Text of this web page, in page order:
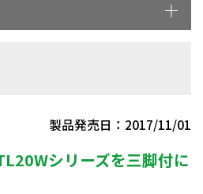
製品発売日：2017/11/01
シリーズを三脚付に